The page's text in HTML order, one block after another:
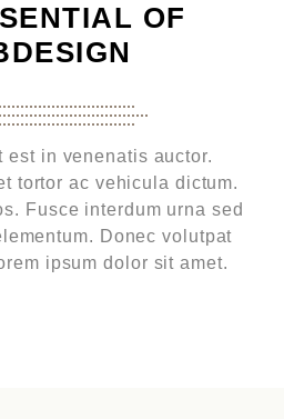
OF
est in venenatis auctor.
tortor ac vehicula dictum.
Fusce interdum urna sed
Donec volutpat
ipsum dolor sit amet.